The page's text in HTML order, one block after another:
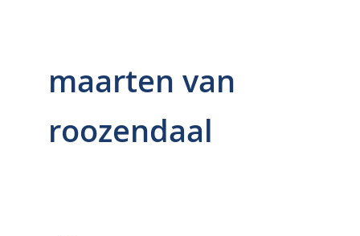
maarten van
roozendaal